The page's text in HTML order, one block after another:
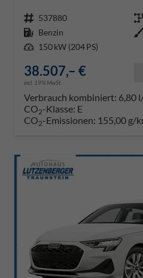
Fahrzeugnr. 537880 Getriebe
Kraftstoff Benzin Außenfarbe
Leistung 150 kW (204 PS)
38.507,– €
incl. 19% MwSt.
Verbrauch kombiniert: 6,80
CO2-Klasse: E
CO2-Emissionen: 155,00 g/